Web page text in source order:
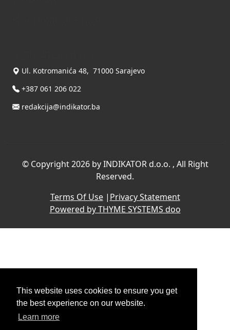
This website uses cookies to ensure you get
the best experience on our website.
Learn more
Ul. Kotromanića 48, 71000 Sarajevo
+387 061 206 022
redakcija@indikator.ba
© Copyright 2026 by INDIKATOR d.o.o. , All Right
Reserved.
Terms Of Use| Privacy Statement
Powered by THYME SYSTEMS doo